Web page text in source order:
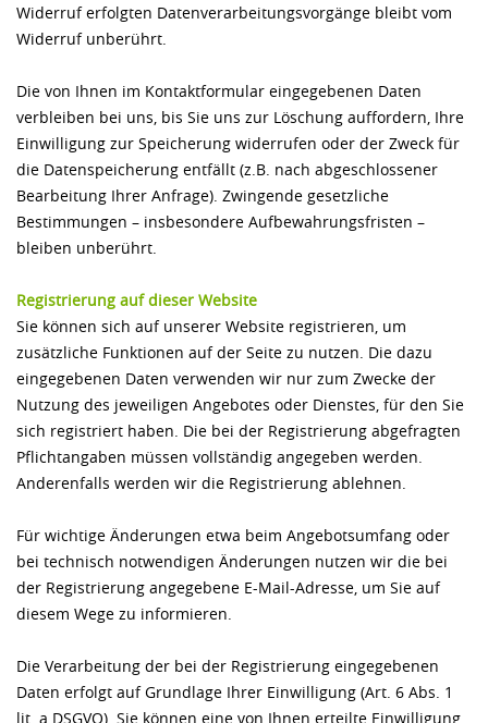
Widerruf erfolgten Datenverarbeitungsvorgänge bleibt vom
Widerruf unberührt.
Die von Ihnen im Kontaktformular eingegebenen Daten
verbleiben bei uns, bis Sie uns zur Löschung auffordern, Ihre
Einwilligung zur Speicherung widerrufen oder der Zweck für
die Datenspeicherung entfällt (z.B. nach abgeschlossener
Bearbeitung Ihrer Anfrage). Zwingende gesetzliche
Bestimmungen – insbesondere Aufbewahrungsfristen –
bleiben unberührt.
Registrierung auf dieser Website
Sie können sich auf unserer Website registrieren, um
zusätzliche Funktionen auf der Seite zu nutzen. Die dazu
eingegebenen Daten verwenden wir nur zum Zwecke der
Nutzung des jeweiligen Angebotes oder Dienstes, für den Sie
sich registriert haben. Die bei der Registrierung abgefragten
Pflichtangaben müssen vollständig angegeben werden.
Anderenfalls werden wir die Registrierung ablehnen.
Für wichtige Änderungen etwa beim Angebotsumfang oder
bei technisch notwendigen Änderungen nutzen wir die bei
der Registrierung angegebene E-Mail-Adresse, um Sie auf
diesem Wege zu informieren.
Die Verarbeitung der bei der Registrierung eingegebenen
Daten erfolgt auf Grundlage Ihrer Einwilligung (Art. 6 Abs. 1
lit. a DSGVO). Sie können eine von Ihnen erteilte Einwilligung